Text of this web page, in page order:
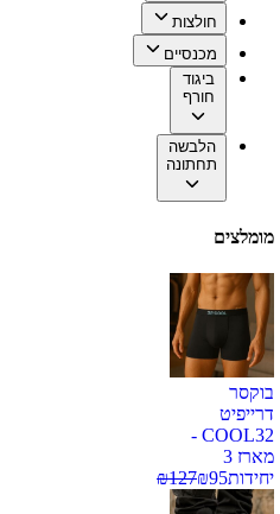
חולצות
מכנסיים
ביגוד
חורף
הלבשה
תחתונה
מומלצים
בוקסר
דרייפיט
COOL32 -
מארז 3
יחידות
₪95
₪127